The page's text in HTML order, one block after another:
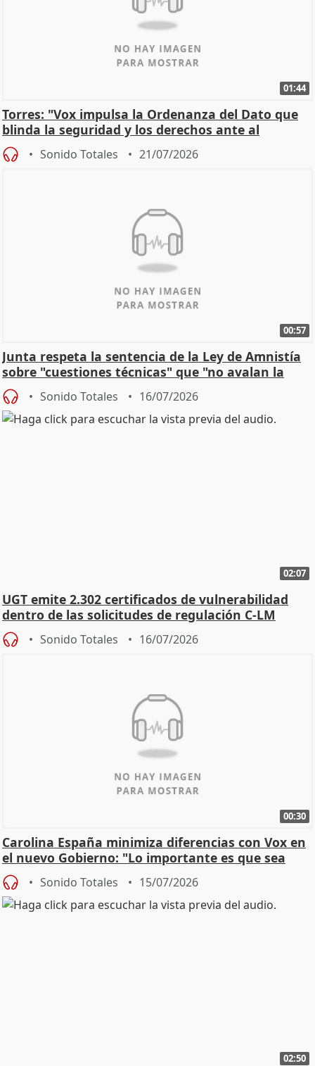
01:44
Torres: "Vox impulsa la Ordenanza del Dato que
blinda la seguridad y los derechos ante al
control"
Sonido Totales 21/07/2026
00:57
Junta respeta la sentencia de la Ley de Amnistía
sobre "cuestiones técnicas" que "no avalan la
const
Sonido Totales 16/07/2026
02:07
UGT emite 2.302 certificados de vulnerabilidad
dentro de las solicitudes de regulación C-LM
Sonido Totales 16/07/2026
00:30
Carolina España minimiza diferencias con Vox en
el nuevo Gobierno: "Lo importante es que sea
una leg
Sonido Totales 15/07/2026
02:50